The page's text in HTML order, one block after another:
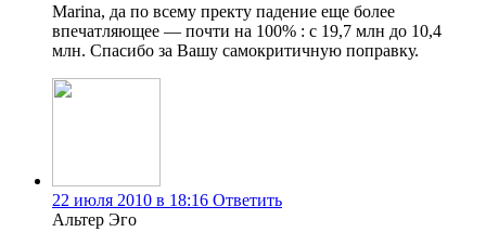
Marina, да по всему пректу падение еще более
впечатляющее — почти на 100% : с 19,7 млн до 10,4
млн. Спасибо за Вашу самокритичную поправку.
22 июля 2010 в 18:16 Ответить
Альтер Эго